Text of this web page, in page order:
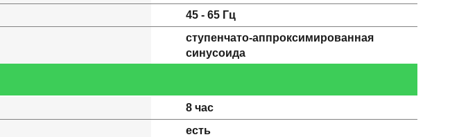
45 - 65 Гц
ступенчато-аппроксимированная
синусоида
8 час
есть